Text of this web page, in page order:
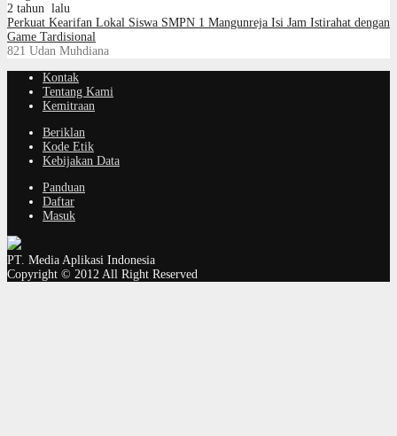
2 tahun lalu
Perkuat Kearifan Lokal Siswa SMPN 1 Mangunreja Isi Jam Istirahat dengan
Game Tardisional
821 Udan Muhdiana
Kontak
Tentang Kami
Kemitraan
Beriklan
Kode Etik
Kebijakan Data
Panduan
Daftar
Masuk
PT. Media Aplikasi Indonesia
Copyright © 2012 All Right Reserved